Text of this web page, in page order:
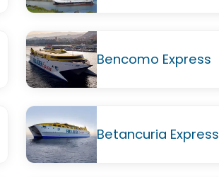
Bencomo Express
Betancuria Express